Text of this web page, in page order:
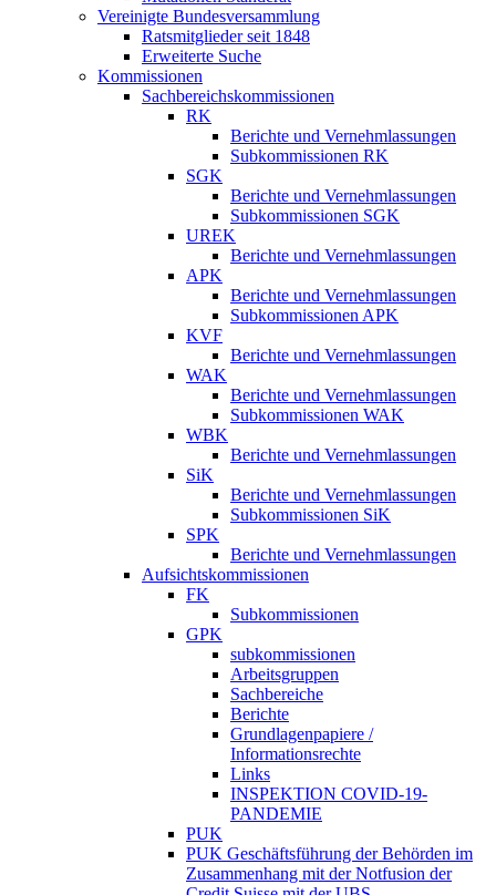
Vereinigte Bundesversammlung
Ratsmitglieder seit 1848
Erweiterte Suche
Kommissionen
Sachbereichskommissionen
RK
Berichte und Vernehmlassungen
Subkommissionen RK
SGK
Berichte und Vernehmlassungen
Subkommissionen SGK
UREK
Berichte und Vernehmlassungen
APK
Berichte und Vernehmlassungen
Subkommissionen APK
KVF
Berichte und Vernehmlassungen
WAK
Berichte und Vernehmlassungen
Subkommissionen WAK
WBK
Berichte und Vernehmlassungen
SiK
Berichte und Vernehmlassungen
Subkommissionen SiK
SPK
Berichte und Vernehmlassungen
Aufsichtskommissionen
FK
Subkommissionen
GPK
subkommissionen
Arbeitsgruppen
Sachbereiche
Berichte
Grundlagenpapiere /
Informationsrechte
Links
INSPEKTION COVID-19-
PANDEMIE
PUK
PUK Geschäftsführung der Behörden im
Zusammenhang mit der Notfusion der